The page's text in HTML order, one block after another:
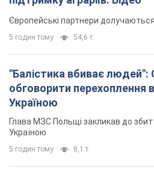
Європейські партнери
5 годин тому 54,6 т.
"Балістика вбиває людей":
обговорити перехоплення
Україною
Глава МЗС Польщі закликав до
Україною
5 годин тому 8,1 т.